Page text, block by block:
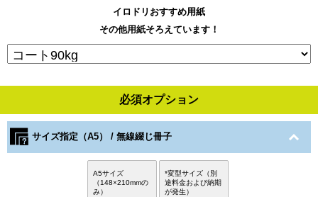
イロドリおすすめ用紙
その他用紙そろえています！
必須オプション
サイズ指定（A5） / 無線綴じ冊子
A5サイズ
（148×210mmの
み）
*変型サイズ（別
途料金および納期
が発生）